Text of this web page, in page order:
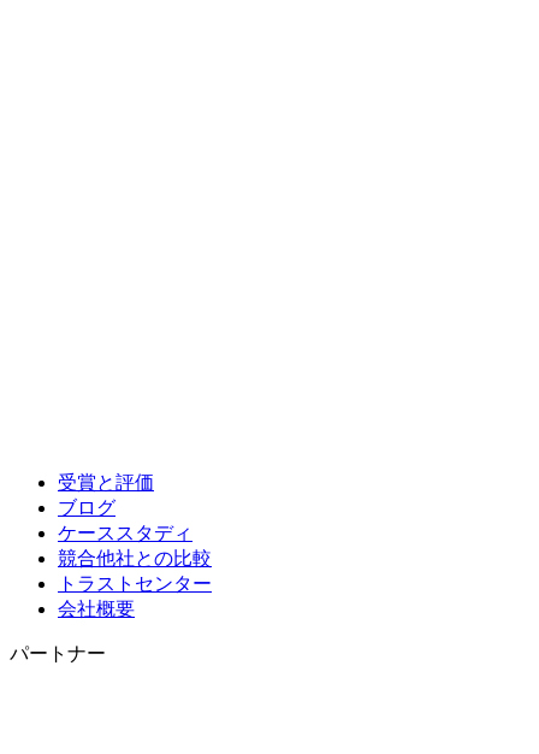
受賞と評価
ブログ
ケーススタディ
競合他社との比較
トラストセンター
会社概要
パートナー